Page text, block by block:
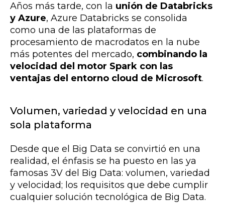
Años más tarde, con la unión de Databricks
y Azure, Azure Databricks se consolida
como una de las plataformas de
procesamiento de macrodatos en la nube
más potentes del mercado, combinando la
velocidad del motor Spark con las
ventajas del entorno cloud de Microsoft.
Volumen, variedad y velocidad en una
sola plataforma
Desde que el Big Data se convirtió en una
realidad, el énfasis se ha puesto en las ya
famosas 3V del Big Data: volumen, variedad
y velocidad; los requisitos que debe cumplir
cualquier solución tecnológica de Big Data.